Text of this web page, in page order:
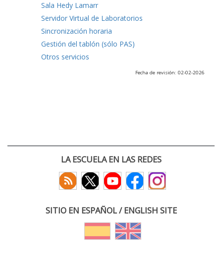
Sala Hedy Lamarr
Servidor Virtual de Laboratorios
Sincronización horaria
Gestión del tablón (sólo PAS)
Otros servicios
Fecha de revisión: 02-02-2026
LA ESCUELA EN LAS REDES
SITIO EN ESPAÑOL / ENGLISH SITE